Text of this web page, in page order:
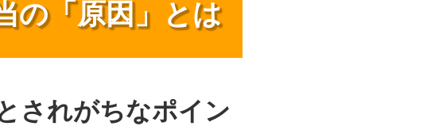
の「原因」とは
されがちなポイン